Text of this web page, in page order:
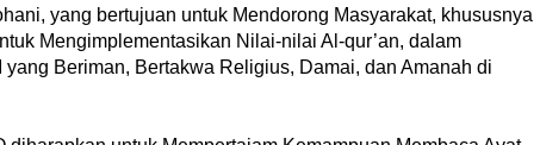
yang bertujuan untuk Mendorong Masyarakat, khususnya
Mengimplementasikan Nilai-nilai Al-qur’an, dalam
yang Beriman, Bertakwa Religius, Damai, dan Amanah di